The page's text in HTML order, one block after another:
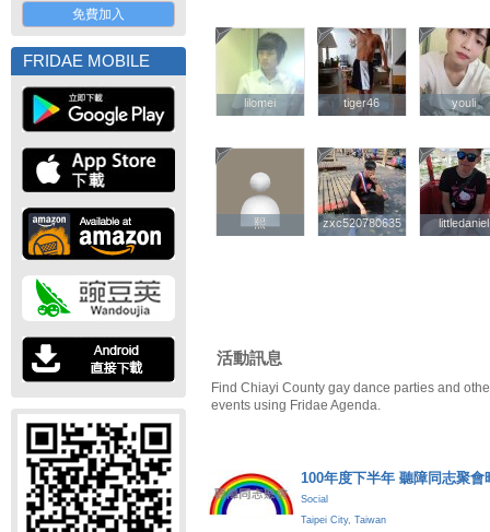
免費加入
FRIDAE MOBILE
lilomei
lilomei tiger46
tiger46 youli
youli
熙
熙 zxc520780635
zxc520780635 littledaniel
littledaniel
活動訊息
Find Chiayi County gay dance parties and
events using Fridae Agenda.
100年度下半年 聽障同志聚會
Social
Taipei City, Taiwan